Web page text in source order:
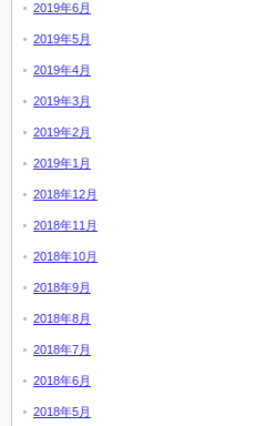
2019年6月
2019年5月
2019年4月
2019年3月
2019年2月
2019年1月
2018年12月
2018年11月
2018年10月
2018年9月
2018年8月
2018年7月
2018年6月
2018年5月